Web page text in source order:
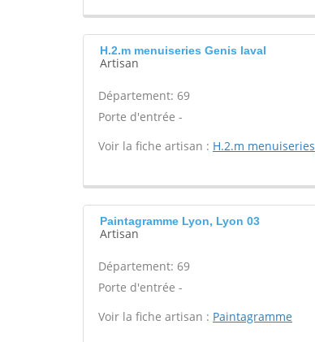
H.2.m menuiseries Genis laval
Artisan
Département: 69
Porte d'entrée -
Voir la fiche artisan : H.2.m menuiseries
Paintagramme Lyon, Lyon 03
Artisan
Département: 69
Porte d'entrée -
Voir la fiche artisan : Paintagramme